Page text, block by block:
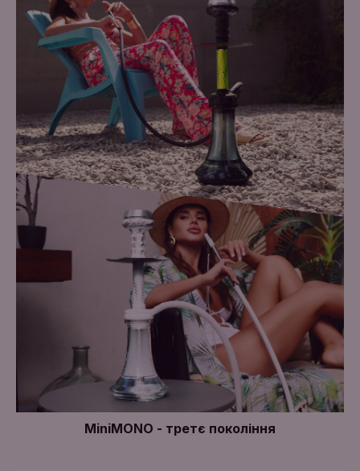
Додати в кошик
MiniMONO - третє покоління